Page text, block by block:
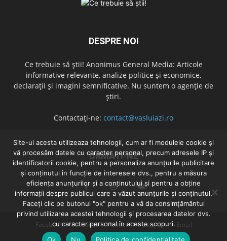
DESPRE NOI
Ce trebuie să știi! Anonimus General Media: Articole
informative relevante, analize politice și economice,
declarații și imagini semnificative. Nu suntem o agenție de
știri.
Contactați-ne: contact@vasluiazi.ro
URMAȚI-NE
Facebook Facebook Twitter Instagram Email
Site-ul acesta utilizeaza tehnologii, cum ar fi modulele cookie și
vă procesăm datele cu caracter personal, precum adresele IP și
identificatorii cookie, pentru a personaliza anunțurile publicitare
și conținutul în funcție de interesele dvs., pentru a măsura
eficiența anunțurilor și a conținutului și pentru a obține
informații despre publicul care a văzut anunțurile și conținutul.
Faceți clic pe butonul "ok" pentru a vă da consimțământul
privind utilizarea acestei tehnologii și procesarea datelor dvs.
cu caracter personal în aceste scopuri.
Ok
Nu Politica de confidentialitate